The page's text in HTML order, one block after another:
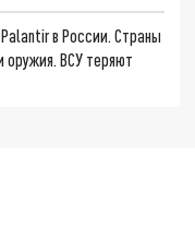
в России. Страны
оружия. ВСУ теряют